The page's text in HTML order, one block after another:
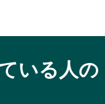
いる人の